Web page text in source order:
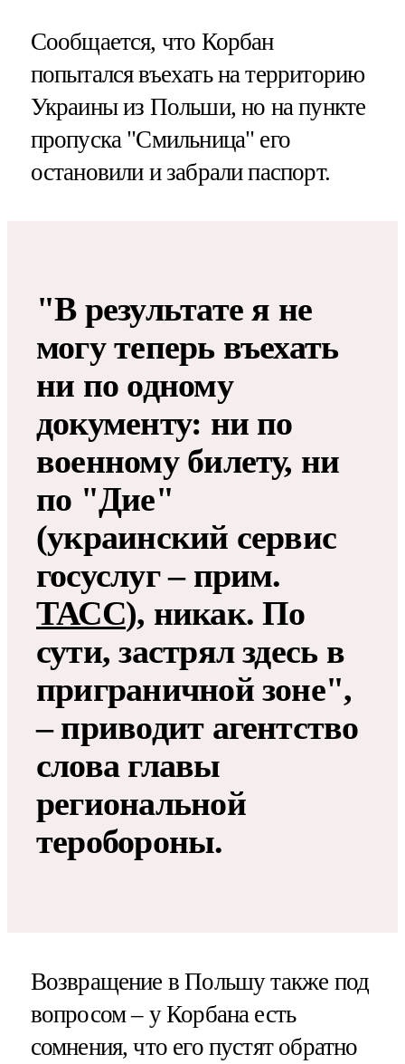
Сообщается, что Корбан
попытался въехать на территорию
Украины из Польши, но на пункте
пропуска "Смильница" его
остановили и забрали паспорт.
"В результате я не
могу теперь въехать
ни по одному
документу: ни по
военному билету, ни
по "Дие"
(украинский сервис
госуслуг – прим.
ТАСС), никак. По
сути, застрял здесь в
приграничной зоне",
– приводит агентство
слова главы
региональной
теробороны.
Возвращение в Польшу также под
вопросом – у Корбана есть
сомнения, что его пустят обратно